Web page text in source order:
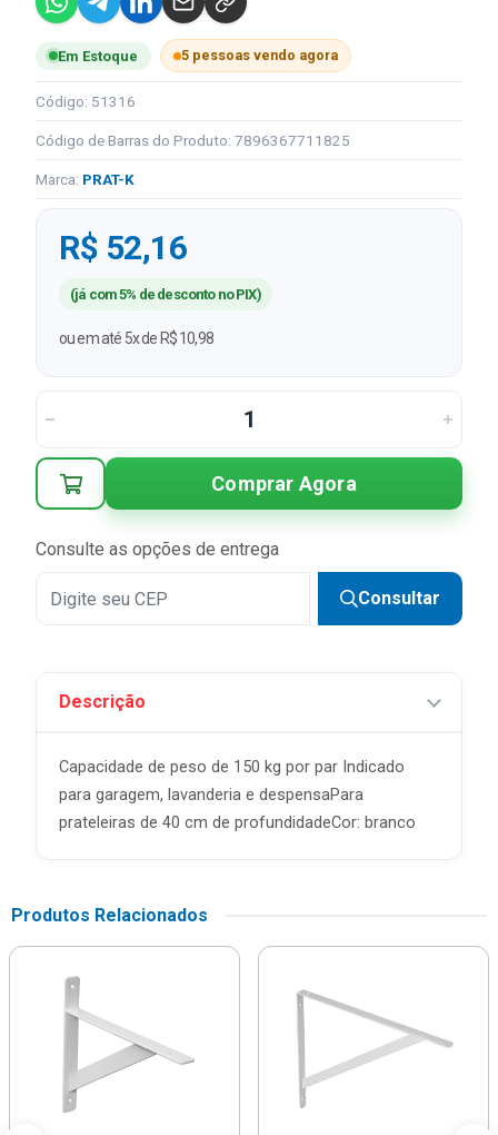
Em Estoque 5 pessoas vendo agora
Código: 51316
Código de Barras do Produto: 7896367711825
Marca: PRAT-K
R$ 52,16
(já com 5% de desconto no PIX)
ou em até 5x de R$ 10,98
Comprar Agora
Consulte as opções de entrega
Consultar
Descrição
Capacidade de peso de 150 kg por par Indicado
para garagem, lavanderia e despensaPara
prateleiras de 40 cm de profundidadeCor: branco
Produtos Relacionados